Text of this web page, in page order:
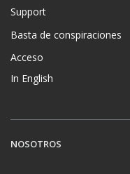
Support
Basta de conspiraciones
Acceso
In English
NOSOTROS